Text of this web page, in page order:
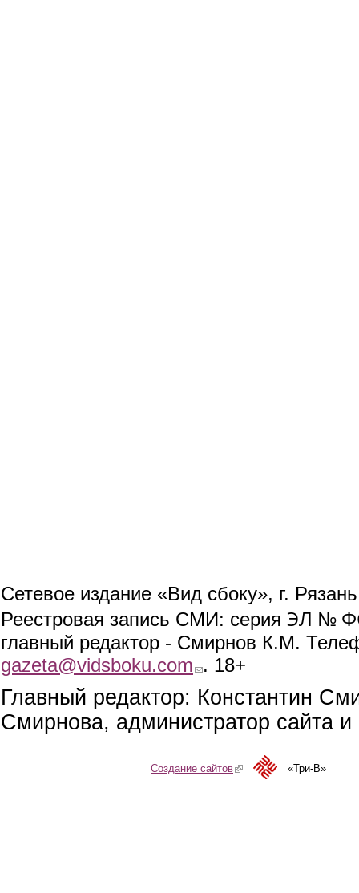
Сетевое издание «Вид сбоку», г.
Реестровая запись СМИ: серия ЭЛ №
главный редактор - Смирнов К.М.
gazeta@vidsboku.com (link sends e-mail)
. 18+
Главный редактор: Константин
Смирнова, администратор сайта
Создание сайтов(link is external)«Три-В»